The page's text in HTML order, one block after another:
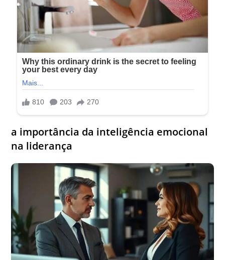
a importância da inteligência emocional
na liderança